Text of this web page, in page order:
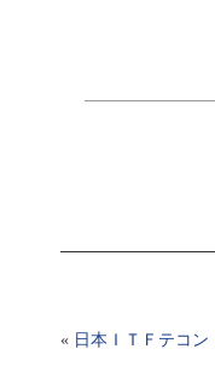
« 日本ＩＴＦテコ